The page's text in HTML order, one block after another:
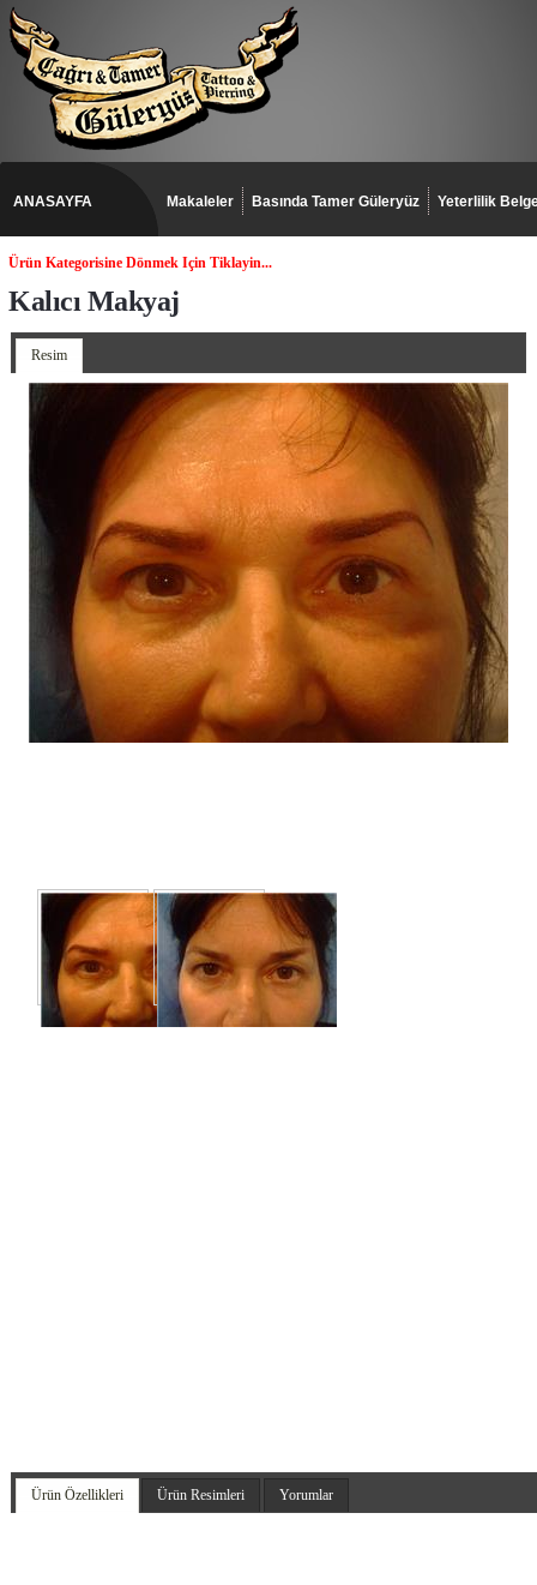
ANASAYFA Makaleler Basında Tamer Güleryüz Yeterlilik
Ürün Kategorisine Dönmek Için Tiklayin...
Kalıcı Makyaj
Resim
Ürün Özellikleri Ürün Resimleri Yorumlar